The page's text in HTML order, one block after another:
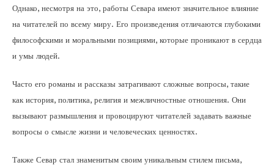
Однако, несмотря на это, работы Севара имеют значительное влияние
на читателей по всему миру. Его произведения отличаются глубокими
философскими и моральными позициями, которые проникают в сердца
и умы людей.
Часто его романы и рассказы затрагивают сложные вопросы, такие
как история, политика, религия и межличностные отношения. Они
вызывают размышления и провоцируют читателей задавать важные
вопросы о смысле жизни и человеческих ценностях.
Также Севар стал знаменитым своим уникальным стилем письма,